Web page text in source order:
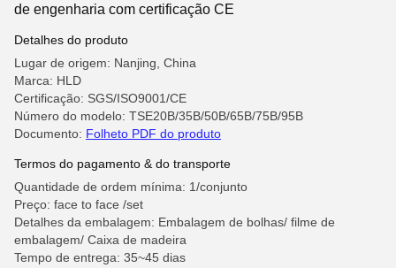
de engenharia com certificação CE
Detalhes do produto
Lugar de origem: Nanjing, China
Marca: HLD
Certificação: SGS/ISO9001/CE
Número do modelo: TSE20B/35B/50B/65B/75B/95B
Documento: Folheto PDF do produto
Termos do pagamento & do transporte
Quantidade de ordem mínima: 1/conjunto
Preço: face to face /set
Detalhes da embalagem: Embalagem de bolhas/ filme de
embalagem/ Caixa de madeira
Tempo de entrega: 35~45 dias